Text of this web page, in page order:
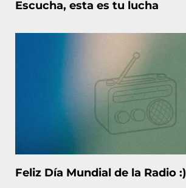
Escucha, esta es tu lucha
Feliz Día Mundial de la Radio :)